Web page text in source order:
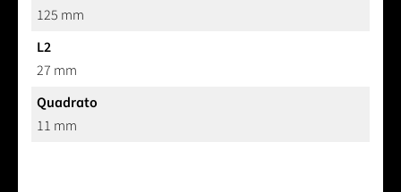
125 mm
L2
27 mm
Quadrato
11 mm